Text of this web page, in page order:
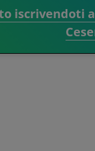
iscrivendoti